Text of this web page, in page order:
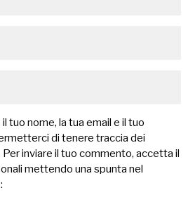
tuo nome, la tua email e il tuo
di tenere traccia dei
inviare il tuo commento, accetta il
mettendo una spunta nel